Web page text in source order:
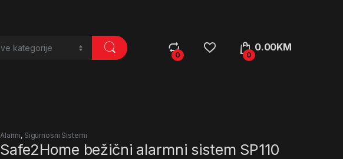
0 0
0.00KM
Alarmi, Sigurnosni Sistemi
Safe2Home bežični alarmni sistem SP110